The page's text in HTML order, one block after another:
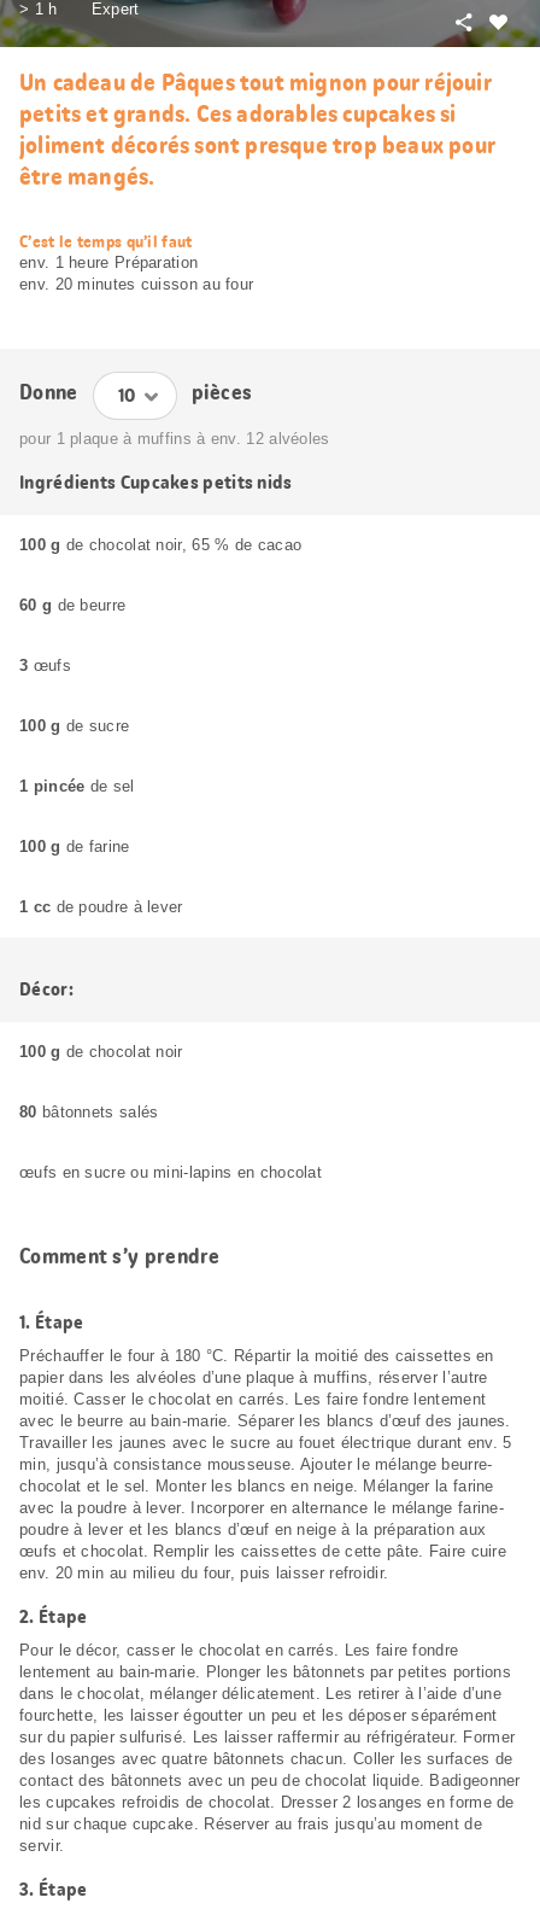
> 1 h
Expert
Partager
Un cadeau de Pâques tout mignon pour réjouir
petits et grands. Ces adorables cupcakes si
joliment décorés sont presque trop beaux pour
être mangés.
web.recipe.accessibilityTitle
C’est le temps qu’il faut
env. 1 heure Préparation
env. 20 minutes cuisson au four
Donne pièces
pour 1 plaque à muffins à env. 12 alvéoles
Ingrédients Cupcakes petits nids
100 g de chocolat noir, 65 % de cacao
60 g de beurre
3 œufs
100 g de sucre
1 pincée de sel
100 g de farine
1 cc de poudre à lever
Décor:
100 g de chocolat noir
80 bâtonnets salés
œufs en sucre ou mini-lapins en chocolat
Comment s’y prendre
1. Étape
Préchauffer le four à 180 °C. Répartir la moitié des caissettes en
papier dans les alvéoles d’une plaque à muffins, réserver l’autre
moitié. Casser le chocolat en carrés. Les faire fondre lentement
avec le beurre au bain-marie. Séparer les blancs d’œuf des jaunes.
Travailler les jaunes avec le sucre au fouet électrique durant env. 5
min, jusqu’à consistance mousseuse. Ajouter le mélange beurre-
chocolat et le sel. Monter les blancs en neige. Mélanger la farine
avec la poudre à lever. Incorporer en alternance le mélange farine-
poudre à lever et les blancs d’œuf en neige à la préparation aux
œufs et chocolat. Remplir les caissettes de cette pâte. Faire cuire
env. 20 min au milieu du four, puis laisser refroidir.
2. Étape
Pour le décor, casser le chocolat en carrés. Les faire fondre
lentement au bain-marie. Plonger les bâtonnets par petites portions
dans le chocolat, mélanger délicatement. Les retirer à l’aide d’une
fourchette, les laisser égoutter un peu et les déposer séparément
sur du papier sulfurisé. Les laisser raffermir au réfrigérateur. Former
des losanges avec quatre bâtonnets chacun. Coller les surfaces de
contact des bâtonnets avec un peu de chocolat liquide. Badigeonner
les cupcakes refroidis de chocolat. Dresser 2 losanges en forme de
nid sur chaque cupcake. Réserver au frais jusqu’au moment de
servir.
3. Étape